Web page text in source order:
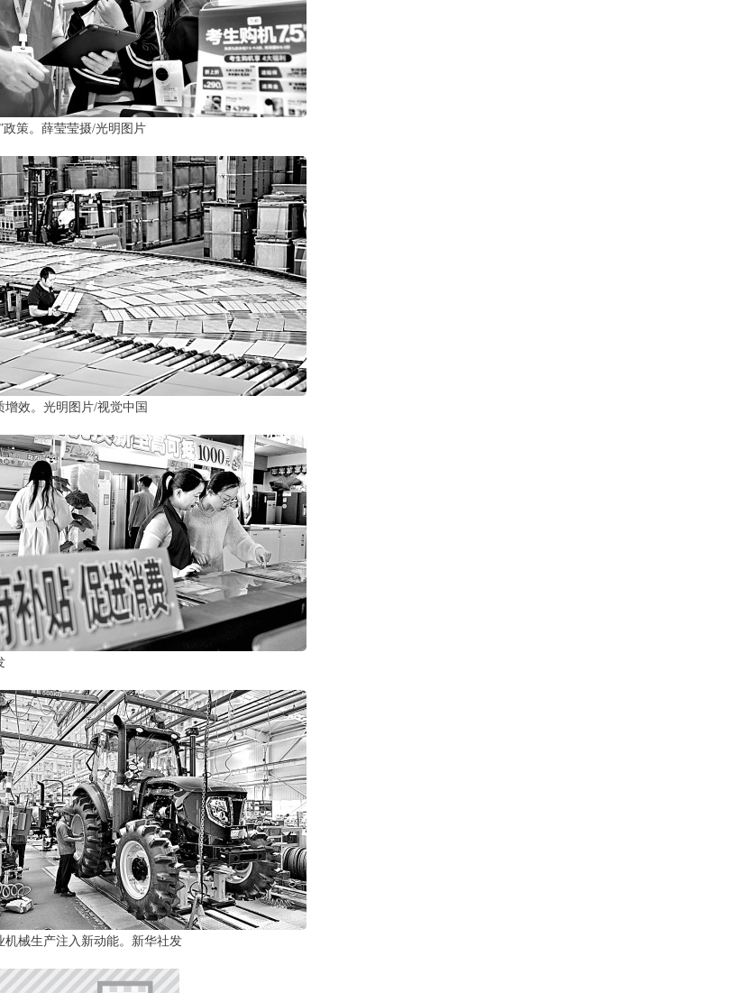
策。薛莹莹摄/光明图片
效。光明图片/视觉中国
械生产注入新动能。新华社发